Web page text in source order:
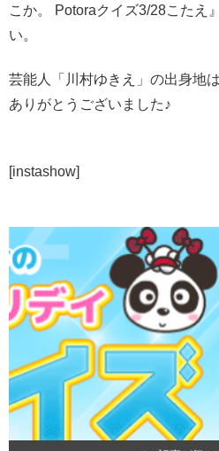
こか。 Potoraクイズ3/28こたえ
い。
芸能人「川村ゆきえ」の出身地
ありがとうございました♪
[instashow]